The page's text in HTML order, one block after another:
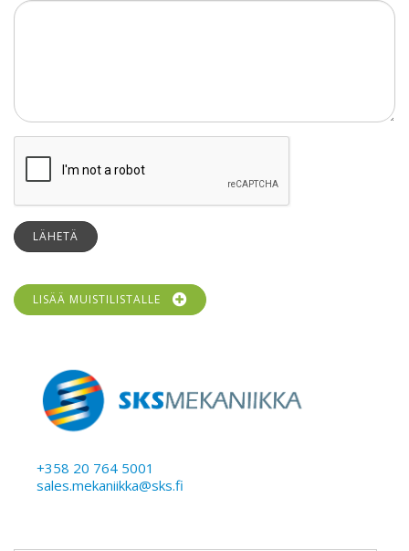
LÄHETÄ
LISÄÄ MUISTILISTALLE
+358 20 764 5001
sales.mekaniikka@sks.fi